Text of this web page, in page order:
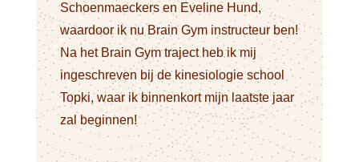
Schoenmaeckers en Eveline Hund,
waardoor ik nu Brain Gym instructeur ben!
Na het Brain Gym traject heb ik mij
ingeschreven bij de kinesiologie school
Topki, waar ik binnenkort mijn laatste jaar
zal beginnen!